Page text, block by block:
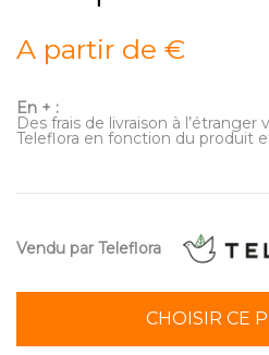
A partir de €
En + :
Des frais de livraison à
Teleflora en fonction du produit
Vendu par Teleflora
CHOISIR CE